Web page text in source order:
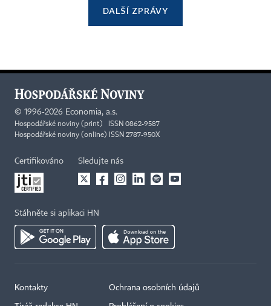
DALŠÍ ZPRÁVY
© 1996-2026 Economia, a.s.
Hospodářské noviny (print) ISSN 0862-9587
Hospodářské noviny (online) ISSN 2787-950X
Certifikováno Sledujte nás
Stáhněte si aplikaci HN
Kontakty Ochrana osobních údajů